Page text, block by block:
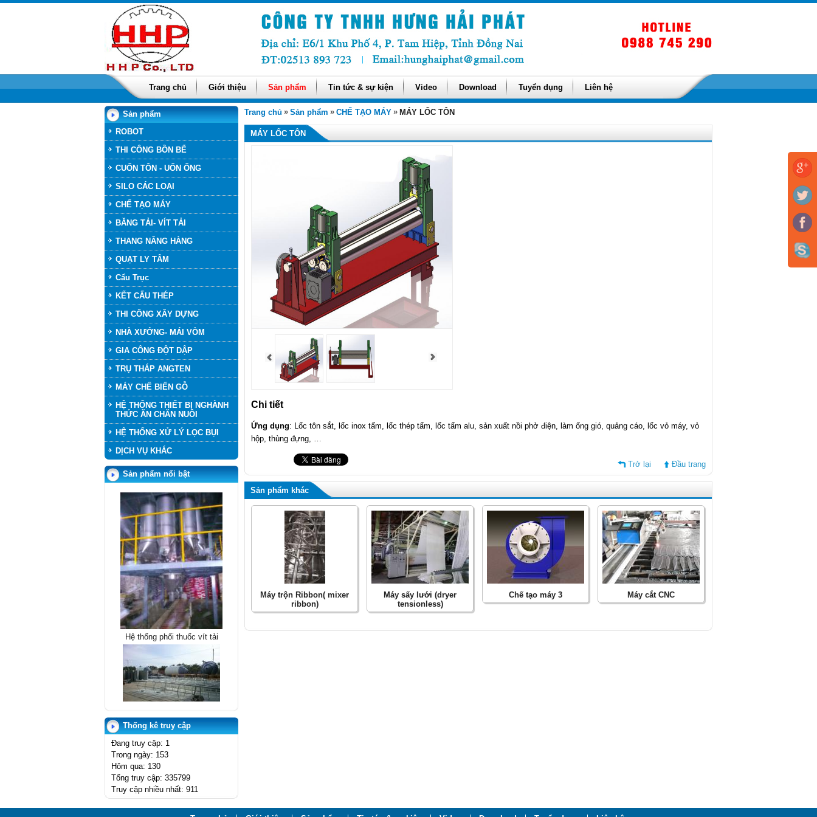
Trang chủ Giới thiệu Sản phẩm Tin tức & sự kiện Video Download Tuyển dụng Liên hệ
Sản phẩm
ROBOT
THI CÔNG BỒN BỂ
CUỐN TÔN - UỐN ỐNG
SILO CÁC LOẠI
CHẾ TẠO MÁY
BĂNG TẢI- VÍT TẢI
THANG NÂNG HÀNG
QUẠT LY TÂM
Cẩu Trục
KẾT CẤU THÉP
THI CÔNG XÂY DỰNG
NHÀ XƯỞNG- MÁI VÒM
GIA CÔNG ĐỘT DẬP
TRỤ THÁP ANGTEN
MÁY CHẾ BIẾN GỖ
HỆ THỐNG THIẾT BỊ NGHÀNH
THỨC ĂN CHĂN NUÔI
HỆ THỐNG XỬ LÝ LỌC BỤI
DỊCH VỤ KHÁC
Sản phẩm nổi bật
Hệ thống phối thuốc vít tải
SILO 100T
Thống kê truy cập
Đang truy cập: 1
Trong ngày: 153
Hôm qua: 130
Tổng truy cập: 335799
Truy cập nhiều nhất: 911
Trang chủ » Sản phẩm » CHẾ TẠO MÁY » MÁY LỐC TÔN
MÁY LỐC TÔN
Chi tiết
Ứng dụng: Lốc tôn sắt, lốc inox tấm, lốc thép tấm, lốc tấm alu, sản xuất nồi phở điện, làm ống gió, quảng cáo, lốc vỏ máy, vỏ
hộp, thùng đựng, …
Trở lại Đầu trang
Sản phẩm khác
Máy trộn Ribbon( mixer
ribbon)
Máy sấy lưới (dryer
tensionless)
Chế tạo máy 3 Máy cắt CNC